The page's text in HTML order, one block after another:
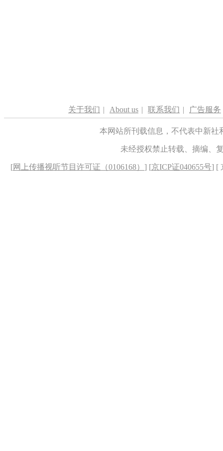
关于我们 | About us | 联系我们 | 广告服务
本网站所刊载信息，不代表中新
未经授权禁止转载、摘编、
[网上传播视听节目许可证（0106168） ] [京ICP证040655号] [